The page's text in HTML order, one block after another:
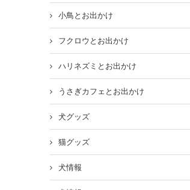
小鳥とお出かけ
フクロウとお出かけ
ハリネズミとお出かけ
うさぎカフェとお出かけ
犬グッズ
猫グッズ
犬情報